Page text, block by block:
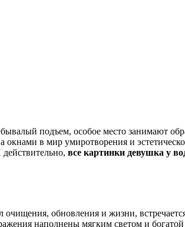
подъем, особое место занимают
окнами в мир умиротворения и
все картинки девушка у
обновления и жизни,
наполнены мягким светом и